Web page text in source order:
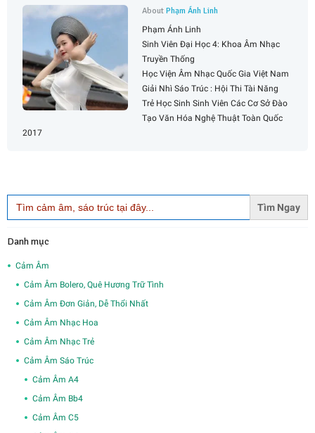
AboutPhạm Ánh Linh
Phạm Ánh Linh
Sinh Viên Đại Học 4: Khoa Âm Nhạc
Truyền Thống
Học Viện Âm Nhạc Quốc Gia Việt Nam
Giải Nhì Sáo Trúc : Hội Thi Tài Năng
Trẻ Học Sinh Sinh Viên Các Cơ Sở Đào
Tạo Văn Hóa Nghệ Thuật Toàn Quốc
2017
Search
for:
Danh mục
Cảm Âm
Cảm Âm Bolero, Quê Hương Trữ Tình
Cảm Âm Đơn Giản, Dễ Thổi Nhất
Cảm Âm Nhạc Hoa
Cảm Âm Nhạc Trẻ
Cảm Âm Sáo Trúc
Cảm Âm A4
Cảm Âm Bb4
Cảm Âm C5